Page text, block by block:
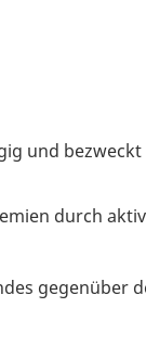
und bezweckt
durch
gegenüber